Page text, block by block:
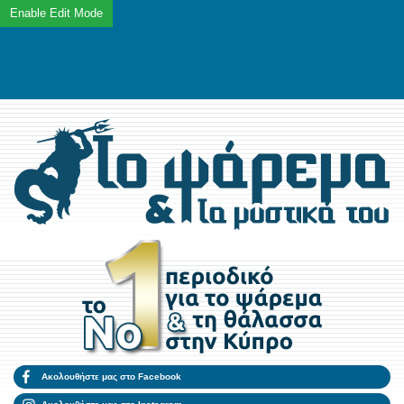
Ακολουθήστε μας στο Facebook